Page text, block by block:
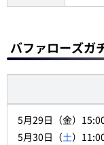
バファローズガ
5月29日（金）
5月30日（土）